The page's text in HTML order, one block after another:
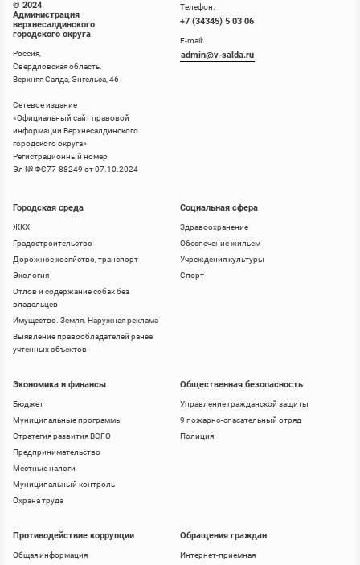
© 2024
Администрация
верхнесалдинского
городского округа
Россия,
Свердловская область,
Верхняя Салда, Энгельса, 46
Сетевое издание
«Официальный сайт правовой
информации Верхнесалдинского
городского округа»
Регистрационный номер
Эл № ФС77-88249 от 07.10.2024
Городская среда
ЖКХ
Градостроительство
Дорожное хозяйство, транспорт
Экология
Отлов и содержание собак без
владельцев
Имущество. Земля. Наружная реклама
Выявление правообладателей ранее
учтенных объектов
Социальная сфера
Здравоохранение
Обеспечение жильем
Учреждения культуры
Спорт
Телефон:
+7 (34345) 5 03 06
E-mail:
admin@v-salda.ru
Экономика и финансы
Бюджет
Муниципальные программы
Стратегия развития ВСГО
Предпринимательство
Местные налоги
Муниципальный контроль
Охрана труда
Общественная безопасность
Управление гражданской защиты
9 пожарно-спасательный отряд
Полиция
Противодействие коррупции
Общая информация
Обращения граждан
Интернет-приемная